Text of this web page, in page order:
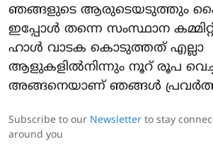
ഞങ്ങളുടെ ആരുടെയടുത്തും
ഇപ്പോൾ തന്നെ സംസ്ഥാന കമ്മിറ്റി
ഹാൾ വാടക കൊടുത്തത് എല്ലാ
ആളുകളിൽനിന്നും നൂറ് രൂപ വെച്ച്
അങ്ങനെയാണ് ഞങ്ങൾ
Subscribe to our Newsletter to stay
around you